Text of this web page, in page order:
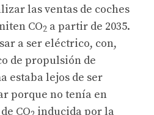
las ventas de coches
CO2 a partir de 2035.
a ser eléctrico, con,
de propulsión de
estaba lejos de ser
porque no tenía en
CO inducida por la